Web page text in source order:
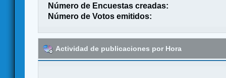
Número de Encuestas creadas:
Número de Votos emitidos:
Actividad de publicaciones por Hora